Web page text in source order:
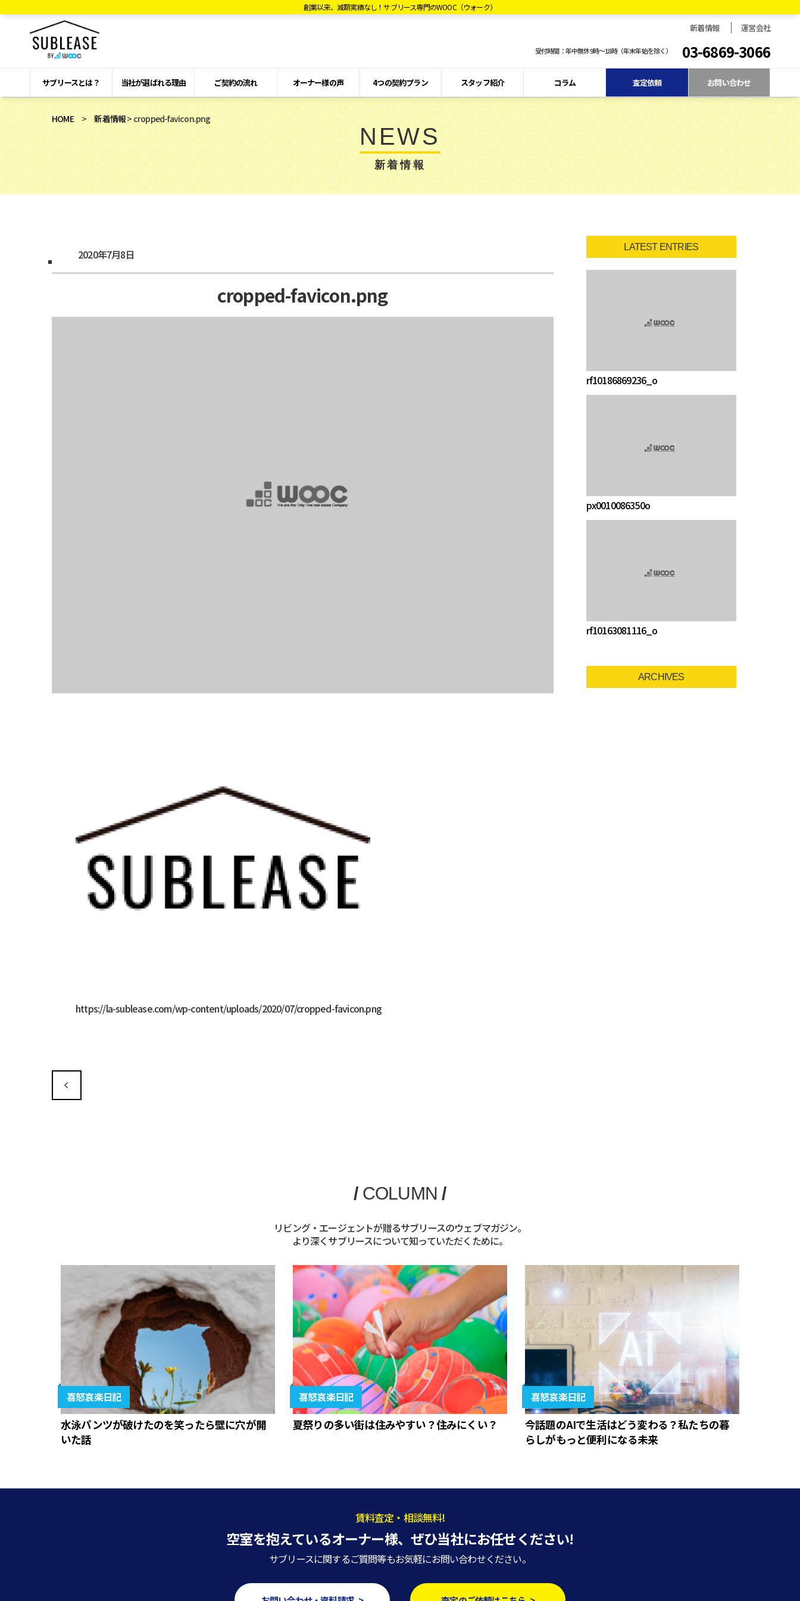
創業以来、減額実績なし！サブリース専門のWOOC（ウォーク）
新着情報 運営会社
受付時間：年中無休9時〜18時（年末年始を除く） 03-6869-3066
サブリースとは？ 当社が選ばれる理由 ご契約の流れ オーナー様の声 4つの契約プラン スタッフ紹介 コラム 査定依頼 お問い合わせ
HOME>新着情報> cropped-favicon.png
NEWS
新着情報
2020年7月8日
cropped-favicon.png
https://la-sublease.com/wp-content/uploads/2020/07/cropped-favicon.png
LATEST ENTRIES
rf10186869236_o
px0010086350o
rf10163081116_o
ARCHIVES
/ COLUMN /
リビング・エージェントが贈るサブリースのウェブマガジン。
より深くサブリースについて知っていただくために。
喜怒哀楽日記
水泳パンツが破けたのを笑ったら壁に穴が開
いた話
喜怒哀楽日記
夏祭りの多い街は住みやすい？住みにくい？
喜怒哀楽日記
今話題のAIで生活はどう変わる？私たちの暮
らしがもっと便利になる未来
賃料査定・相談無料!
空室を抱えているオーナー様、ぜひ当社にお任せください!
サブリースに関するご質問等もお気軽にお問い合わせください。